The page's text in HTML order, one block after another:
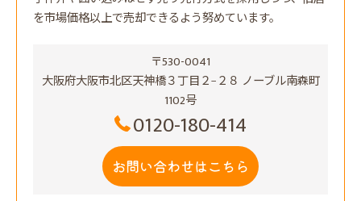
を市場価格以上で売却できるよう努めています。
〒530-0041
大阪府大阪市北区天神橋３丁目２−２８ ノーブル南森町
1102号
0120-180-414
お問い合わせはこちら